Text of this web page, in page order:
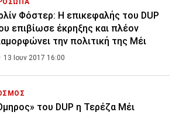
Φόστερ: Η επικεφαλής του DUP
επιβίωσε έκρηξης και πλέον
την πολιτική της Μέι
13 Ιουν 2017 16:00
του DUP η Τερέζα Μέι